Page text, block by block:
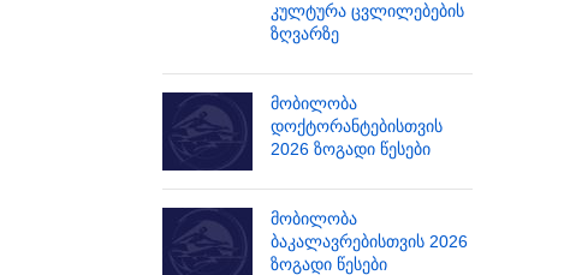
კულტურა ცვლილებების
ზღვარზე
მობილობა
დოქტორანტებისთვის
2026 ზოგადი წესები
მობილობა
ბაკალავრებისთვის 2026
ზოგადი წესები